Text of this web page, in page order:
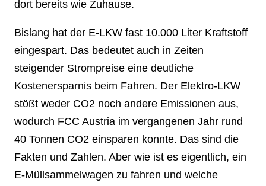
dort bereits wie Zuhause.
Bislang hat der E-LKW fast 10.000 Liter Kraftstoff
eingespart. Das bedeutet auch in Zeiten
steigender Strompreise eine deutliche
Kostenersparnis beim Fahren. Der Elektro-LKW
stößt weder CO2 noch andere Emissionen aus,
wodurch FCC Austria im vergangenen Jahr rund
40 Tonnen CO2 einsparen konnte. Das sind die
Fakten und Zahlen. Aber wie ist es eigentlich, ein
E-Müllsammelwagen zu fahren und welche